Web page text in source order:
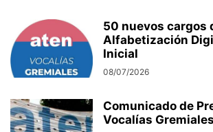
50 nuevos cargos
Alfabetización
Inicial
08/07/2026
Comunicado de
Vocalías Gremiales